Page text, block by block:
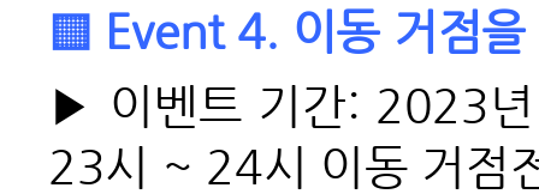
▒ Event 4. 이동 거점
▶ 이벤트 기간: 2023
23시 ~ 24시 이동 거점